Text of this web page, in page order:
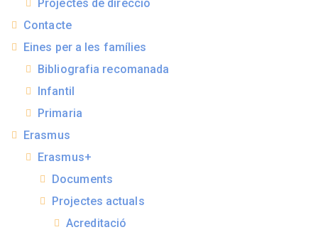
Projectes de direcció
Contacte
Eines per a les famílies
Bibliografia recomanada
Infantil
Primaria
Erasmus
Erasmus+
Documents
Projectes actuals
Acreditació